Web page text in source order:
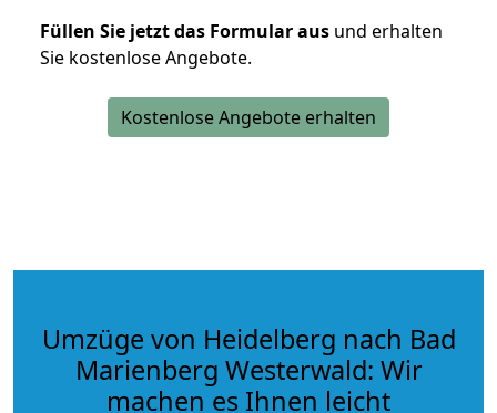
Füllen Sie jetzt das Formular aus und erhalten
Sie kostenlose Angebote.
Kostenlose Angebote erhalten
Umzüge von Heidelberg nach Bad
Marienberg Westerwald: Wir
machen es Ihnen leicht